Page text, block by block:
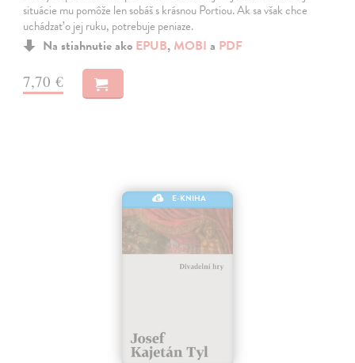
situácie mu pomôže len sobáš s krásnou Portiou. Ak sa však chce
uchádzať o jej ruku, potrebuje peniaze.
Na stiahnutie ako EPUB, MOBI a PDF
7,70 €
E-KNIHA